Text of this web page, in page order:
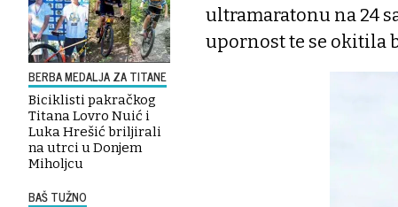
BERBA MEDALJA ZA TITANE
Biciklisti pakračkog
Titana Lovro Nuić i
Luka Hrešić briljirali
na utrci u Donjem
Miholjcu
BAŠ TUŽNO
ultramaratonu na 24
upornost te se okitila